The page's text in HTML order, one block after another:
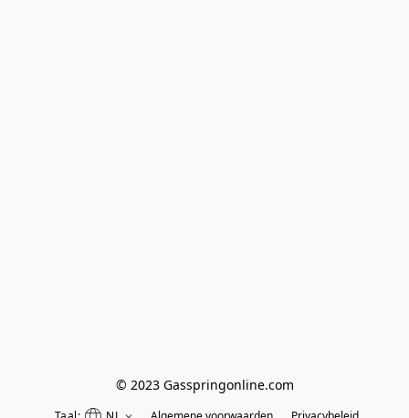
© 2023 Gasspringonline.com